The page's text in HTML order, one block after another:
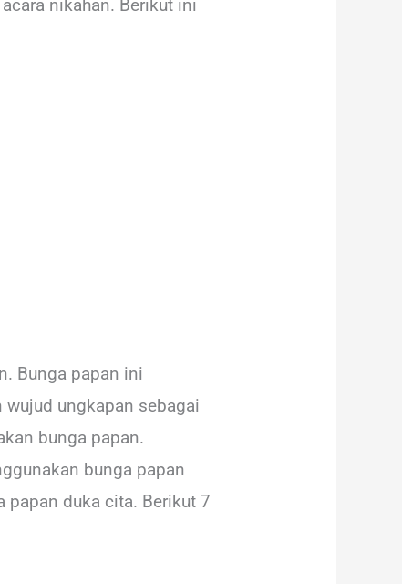
nikahan. Berikut ini
Bunga papan ini
ungkapan sebagai
bunga papan.
bunga papan
papan duka cita. Berikut 7